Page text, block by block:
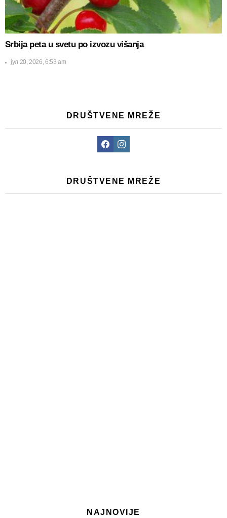
Srbija peta u svetu po izvozu višanja
јул 20, 2026, 6:53 am
DRUŠTVENE MREŽE
FacebookInstagram
DRUŠTVENE MREŽE
NAJNOVIJE